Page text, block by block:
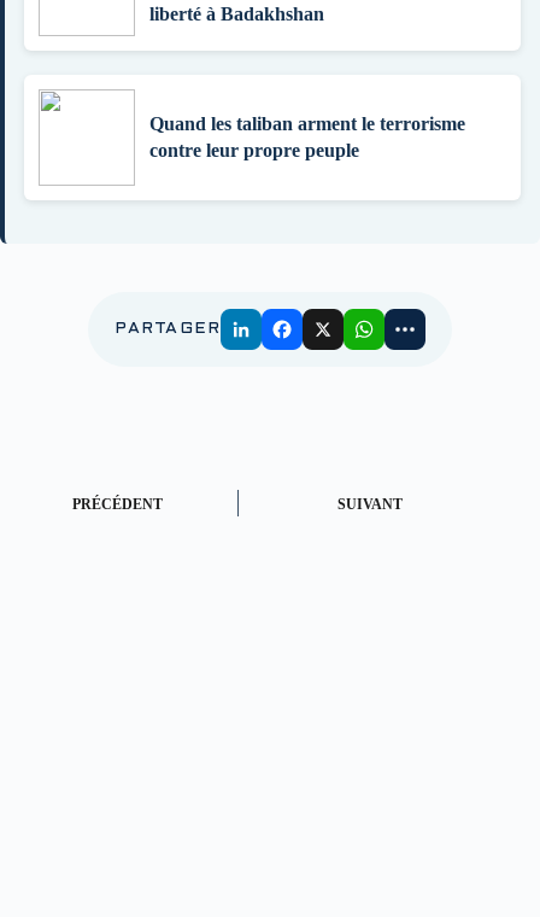
liberté à Badakhshan
Quand les taliban arment le terrorisme
contre leur propre peuple
PARTAGER
PRÉCÉDENT SUIVANT